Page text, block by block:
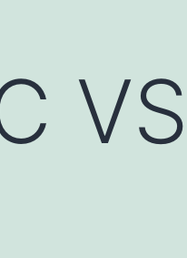
VS